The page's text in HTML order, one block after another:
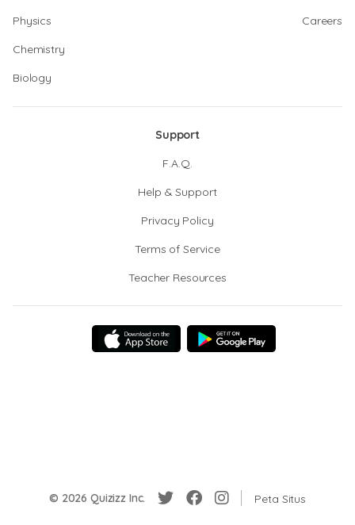
Physics
Chemistry
Biology
Careers
Support
F.A.Q.
Help & Support
Privacy Policy
Terms of Service
Teacher Resources
© 2026 Quizizz Inc. Peta Situs